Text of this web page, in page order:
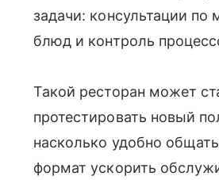
задачи: консультации
блюд и контроль
Такой ресторан может
протестировать новый
насколько удобно
формат ускорить